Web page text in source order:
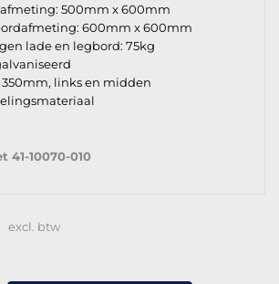
500mm x 600mm
600mm x 600mm
lade en legbord: 75kg
links en midden
41-10070-010
excl. btw